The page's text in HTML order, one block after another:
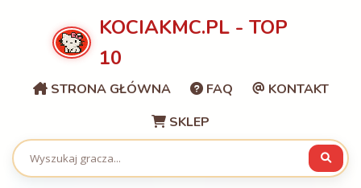
KOCIAKMC.PL - TOP
10
STRONA GŁÓWNA FAQ
KONTAKT
SKLEP